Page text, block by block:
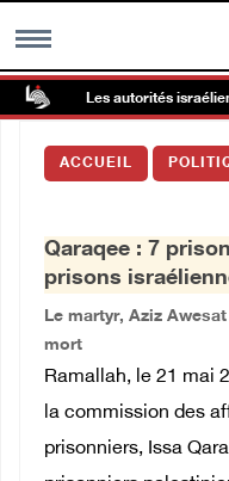
MENU
Galerie d’images
Centre palestinien
Les autorités
ACCUEIL
Qaraqee : 7
prisons
Le martyr, Aziz
mort
Ramallah, le 21 mai
la commission des
prisonniers, Issa